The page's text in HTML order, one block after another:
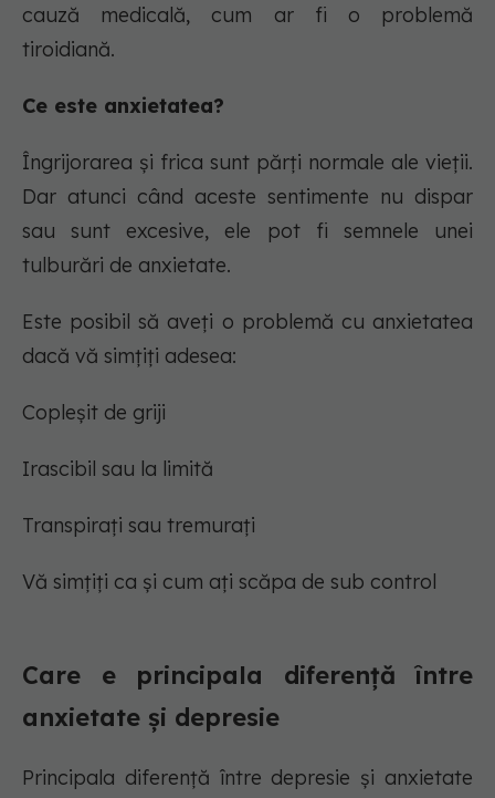
cauză medicală, cum ar fi o problemă
tiroidiană.
Ce este anxietatea?
Îngrijorarea și frica sunt părți normale ale vieții.
Dar atunci când aceste sentimente nu dispar
sau sunt excesive, ele pot fi semnele unei
tulburări de anxietate.
Este posibil să aveți o problemă cu anxietatea
dacă vă simțiți adesea:
Copleșit de griji
Irascibil sau la limită
Transpirați sau tremurați
Vă simțiți ca și cum ați scăpa de sub control
Care e principala diferență între
anxietate și depresie
Principala diferență între depresie și anxietate